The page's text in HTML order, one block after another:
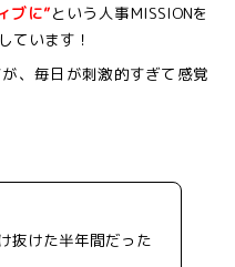
ブに”という人事MISSIONを
ています！
、毎日が刺激的すぎて感覚
抜けた半年間だった